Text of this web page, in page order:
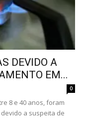
DEVIDO A
EM...
0
8 e 40 anos, foram
a suspeita de